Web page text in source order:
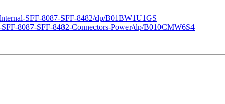
SFF-8087-SFF-8482/dp/B01BW1U1GS
8087-SFF-8482-Connectors-Power/dp/B010CMW6S4